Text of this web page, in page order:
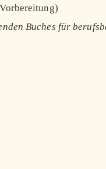
Buches für